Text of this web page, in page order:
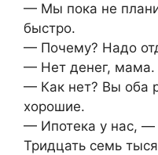
— Мы пока не
быстро.
— Почему? Надо
— Нет денег, мама.
— Как нет? Вы оба
хорошие.
— Ипотека у нас,
Тридцать семь